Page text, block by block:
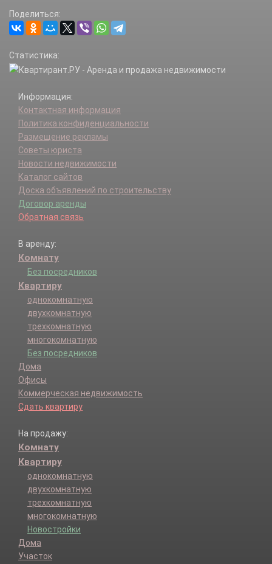
Поделиться:
Статистика:
Информация:
Контактная информация
Политика конфиденциальности
Размещение рекламы
Советы юриста
Новости недвижимости
Каталог сайтов
Доска объявлений по строительству
Договор аренды
Обратная связь
В аренду:
Комнату
Без посредников
Квартиру
однокомнатную
двухкомнатную
трехкомнатную
многокомнатную
Без посредников
Дома
Офисы
Коммерческая недвижимость
Сдать квартиру
На продажу:
Комнату
Квартиру
однокомнатную
двухкомнатную
трехкомнатную
многокомнатную
Новостройки
Дома
Участок